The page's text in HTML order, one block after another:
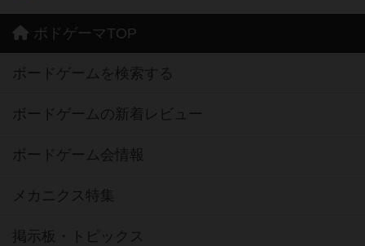
ボドゲーマTOP
ボードゲームを検索する
ボードゲームの新着レビュー
ボードゲーム会情報
メカニクス特集
掲示板・トピックス